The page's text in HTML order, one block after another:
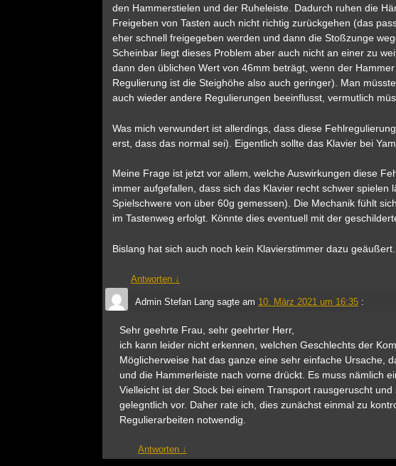
den Hammerstielen und der Ruheleiste. Dadurch ruhen die
Freigeben von Tasten auch nicht richtig zurückgehen (das
eher schnell freigegeben werden und dann die Stoßzunge
Scheinbar liegt dieses Problem aber auch nicht an einer zu
dann den üblichen Wert von 46mm beträgt, wenn der
Regulierung ist die Steighöhe also auch geringer). Man
auch wieder andere Regulierungen beeinflusst, vermutlich
Was mich verwundert ist allerdings, dass diese
erst, dass das normal sei). Eigentlich sollte das Klavier bei
Meine Frage ist jetzt vor allem, welche Auswirkungen diese
immer aufgefallen, dass sich das Klavier recht schwer
Spielschwere von über 60g gemessen). Die Mechanik fühlt
im Tastenweg erfolgt. Könnte dies eventuell mit der
Bislang hat sich auch noch kein Klavierstimmer dazu geäußert.
Antworten ↓
Admin Stefan Lang sagte am 10. März 2021 um 16:35 :
Sehr geehrte Frau, sehr geehrter Herr,
ich kann leider nicht erkennen, welchen Geschlechts der
Möglicherweise hat das ganze eine sehr einfache Ursache,
und die Hammerleiste nach vorne drückt. Es muss nämlich
Vielleicht ist der Stock bei einem Transport rausgeruscht
gelegntlich vor. Daher rate ich, dies zunächst einmal zu
Regulierarbeiten notwendig.
Antworten ↓